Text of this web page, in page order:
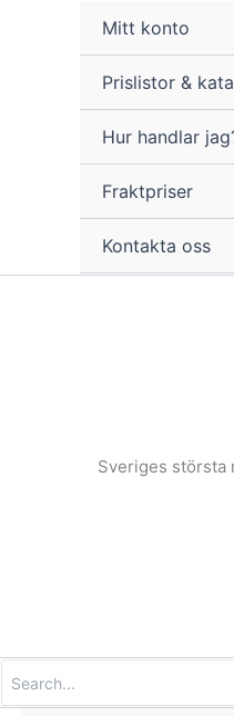
Mitt konto
Prislistor &
Hur handlar
Fraktpriser
Kontakta oss
Sveriges
for: